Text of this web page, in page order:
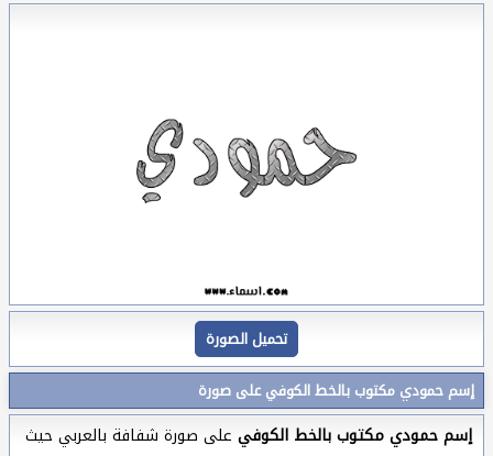
تحميل الصورة
إسم حمودي مكتوب بالخط الكوفي على صورة
إسم حمودي مكتوب بالخط الكوفي على صورة شفافة بالعربي حيث